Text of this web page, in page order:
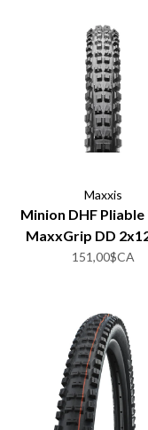
Maxxis
Minion DHF Pliable
MaxxGrip DD
151,00$CA